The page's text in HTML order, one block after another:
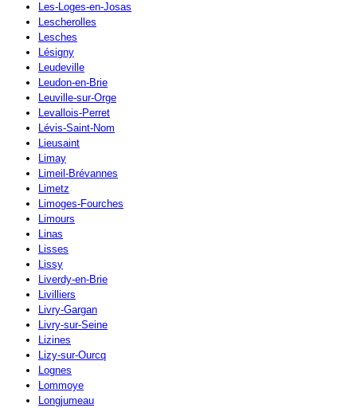
Les-Loges-en-Josas
Lescherolles
Lesches
Lésigny
Leudeville
Leudon-en-Brie
Leuville-sur-Orge
Levallois-Perret
Lévis-Saint-Nom
Lieusaint
Limay
Limeil-Brévannes
Limetz
Limoges-Fourches
Limours
Linas
Lisses
Lissy
Liverdy-en-Brie
Livilliers
Livry-Gargan
Livry-sur-Seine
Lizines
Lizy-sur-Ourcq
Lognes
Lommoye
Longjumeau